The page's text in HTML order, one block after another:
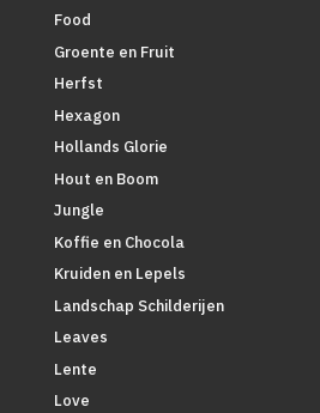
Food
Groente en Fruit
Herfst
Hexagon
Hollands Glorie
Hout en Boom
Jungle
Koffie en Chocola
Kruiden en Lepels
Landschap Schilderijen
Leaves
Lente
Love